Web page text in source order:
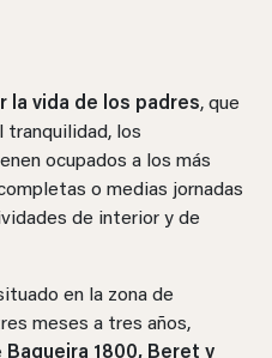
la vida de los padres, que
tranquilidad, los
ocupados a los más
o medias jornadas
de interior y de
en la zona de
meses a tres años,
Baqueira 1800, Beret y